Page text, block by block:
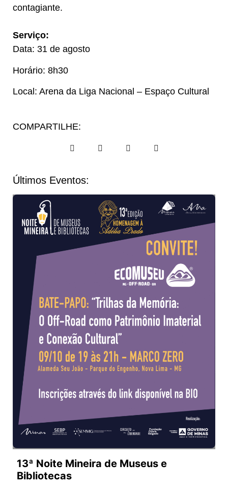
contagiante.
Serviço:
Data: 31 de agosto
Horário: 8h30
Local: Arena da Liga Nacional – Espaço Cultural
COMPARTILHE:
Últimos Eventos:
13ª Noite Mineira de Museus e
Bibliotecas